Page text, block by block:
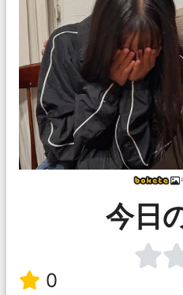
今日
0